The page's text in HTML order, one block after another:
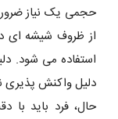
حجمی یک نیاز
از ظروف شیشه ای
استفاده می شود.
دلیل واکنش پذیری
حال، فرد باید با